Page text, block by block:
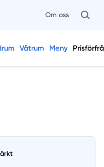
Om oss
Våtrum Meny